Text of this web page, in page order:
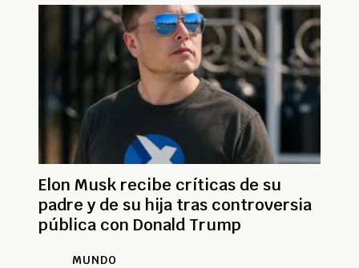
Elon Musk recibe críticas de su
padre y de su hija tras controversia
pública con Donald Trump
MUNDO